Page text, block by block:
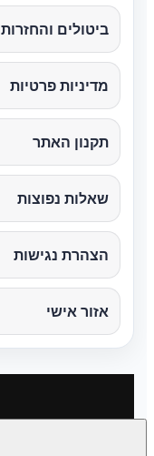
ביטולים והחזרות
מדיניות פרטיות
תקנון האתר
שאלות נפוצות
הצהרת נגישות
אזור אישי